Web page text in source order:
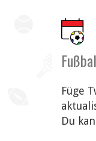
Füge
Du